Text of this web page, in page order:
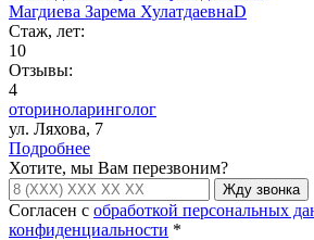
Магдиева Зарема ХулатдаевнаD
Стаж, лет:
10
Отзывы:
4
оториноларинголог
ул. Ляхова, 7
Подробнее
Хотите, мы Вам перезвоним?
Жду звонка
Согласен с обработкой персональных
конфиденциальности *